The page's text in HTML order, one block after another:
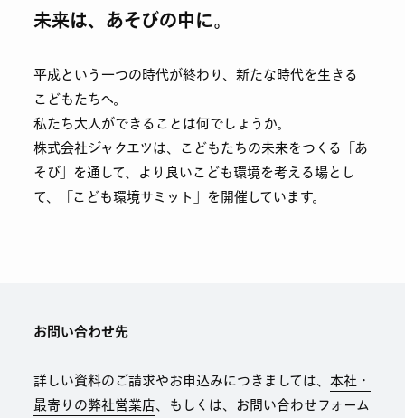
未来は、あそびの中に。
平成という一つの時代が終わり、新たな時代を生きる
こどもたちへ。
私たち大人ができることは何でしょうか。
株式会社ジャクエツは、こどもたちの未来をつくる「あ
そび」を通して、より良いこども環境を考える場とし
て、「こども環境サミット」を開催しています。
お問い合わせ先
詳しい資料のご請求やお申込みにつきましては、本社・
最寄りの弊社営業店、もしくは、お問い合わせフォーム